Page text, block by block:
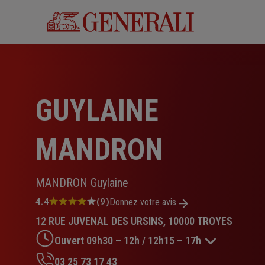
GUYLAINE
MANDRON
MANDRON Guylaine
Note
4.4
sur
5
étoiles
4.4 (9)Donnez votre avis
12 RUE JUVENAL DES URSINS, 10000 TROYES
Ouvert 09h30 – 12h / 12h15 – 17h
03 25 73 17 43